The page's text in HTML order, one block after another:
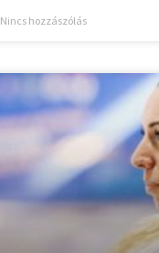
Nincs hozzászólás